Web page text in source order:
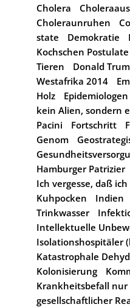
Cholera
Choleraunruhen
state
Demokratie
Kochschen Postulate
Tieren
Donald
Westafrika 2014
Holz
Epidemiologen
kein Alien, sondern
Pacini
Fortschritt
Genom
Hamburger Patrizier
Ich vergesse, daß
Kuhpocken
Indien
Trinkwasser
Intellektuelle
Isolationshospitäler
Katastrophale
Kolonisierung
Krankheitsbefall nur
gesellschaftlicher